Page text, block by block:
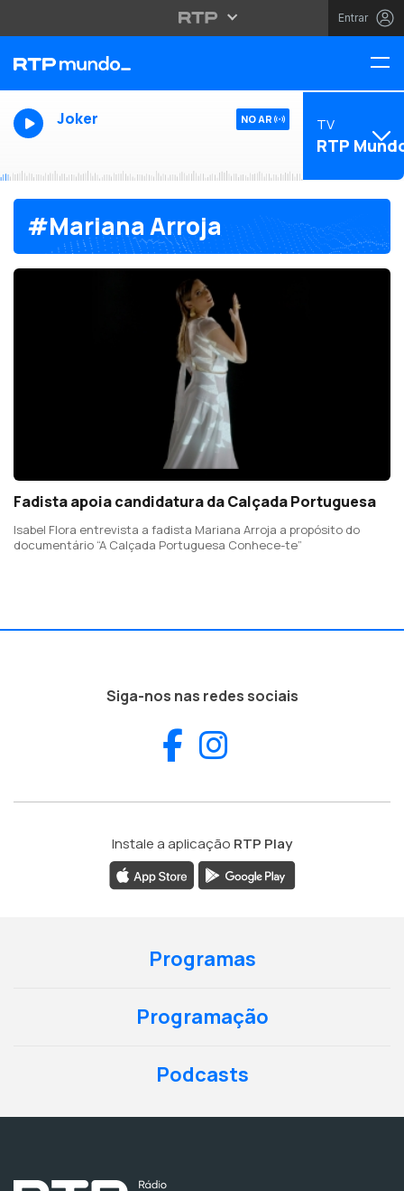
Entrar
Joker NO AR TV
RTP
#Mariana Arroja
Fadista apoia candidatura da Calçada Portuguesa
Isabel Flora entrevista a fadista Mariana Arroja a propósito do
documentário “A Calçada Portuguesa Conhece-te”
Siga-nos nas redes sociais
Facebook
Instale a aplicação RTP Play
Programas
Programação
Podcasts